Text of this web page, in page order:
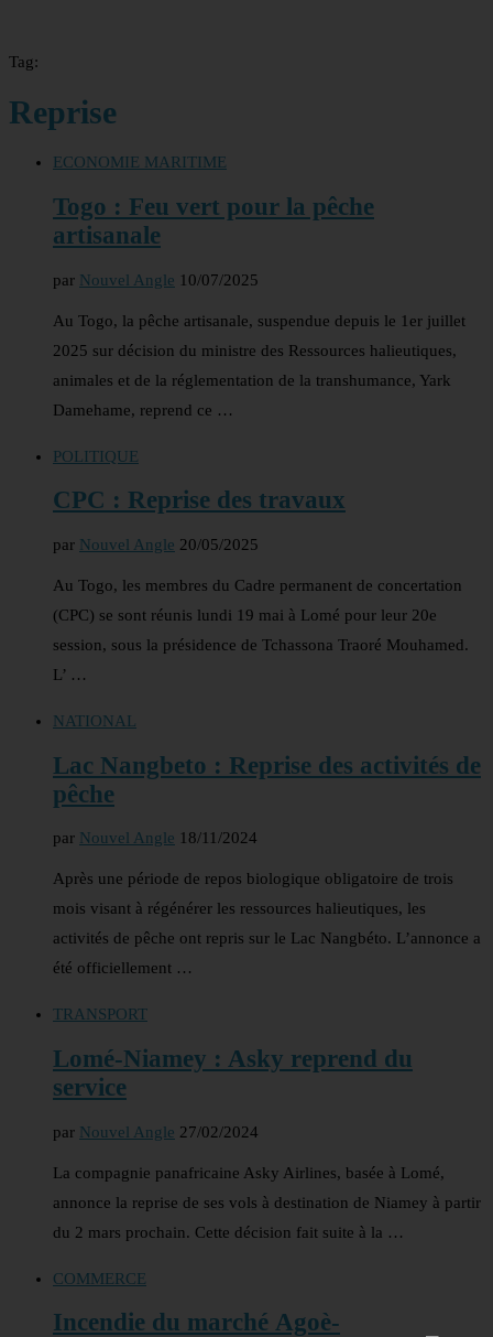
Tag:
Reprise
ECONOMIE MARITIME
Togo : Feu vert pour la pêche
artisanale
par Nouvel Angle 10/07/2025
Au Togo, la pêche artisanale, suspendue depuis le 1er juillet
2025 sur décision du ministre des Ressources halieutiques,
animales et de la réglementation de la transhumance, Yark
Damehame, reprend ce …
POLITIQUE
CPC : Reprise des travaux
par Nouvel Angle 20/05/2025
Au Togo, les membres du Cadre permanent de concertation
(CPC) se sont réunis lundi 19 mai à Lomé pour leur 20e
session, sous la présidence de Tchassona Traoré Mouhamed.
L’ …
NATIONAL
Lac Nangbeto : Reprise des activités de
pêche
par Nouvel Angle 18/11/2024
Après une période de repos biologique obligatoire de trois
mois visant à régénérer les ressources halieutiques, les
activités de pêche ont repris sur le Lac Nangbéto. L’annonce a
été officiellement …
TRANSPORT
Lomé-Niamey : Asky reprend du
service
par Nouvel Angle 27/02/2024
La compagnie panafricaine Asky Airlines, basée à Lomé,
annonce la reprise de ses vols à destination de Niamey à partir
du 2 mars prochain. Cette décision fait suite à la …
COMMERCE
Incendie du marché Agoè-